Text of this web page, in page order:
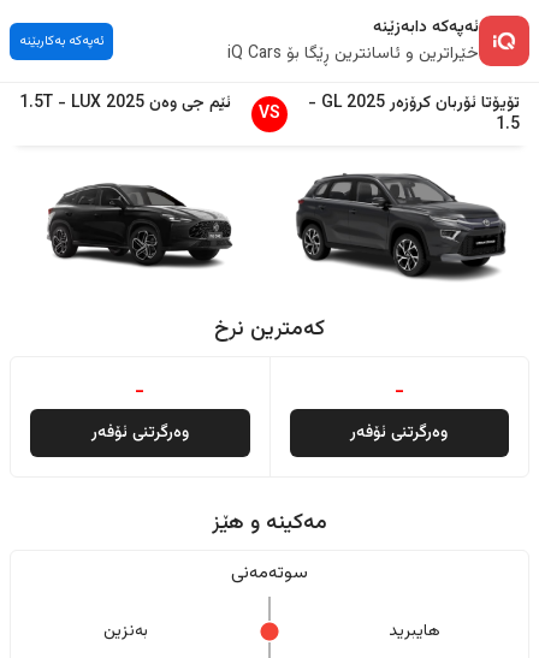
ئەپەکە دابەزێنە
خێراترین و ئاسانترین ڕێگا بۆ iQ Cars
ئەپەکە بەکاربێنە
تۆیۆتا ئۆربان کرۆزەر2025
GL
-
1.5
VS ئێم جیوەن2025
LUX
-
1.5T
کەمترین نرخ
-
وەرگرتنی ئۆفەر
-
وەرگرتنی ئۆفەر
مەکینە و هێز
سوتەمەنی
هایبرید بەنزین